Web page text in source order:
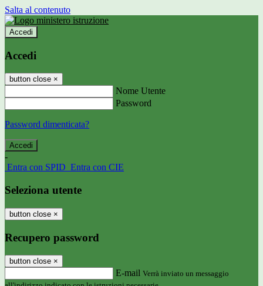
Salta al contenuto
Accedi
Accedi
button close ×
Nome Utente
Password
Password dimenticata?
-
Entra con SPID Entra con CIE
Seleziona utente
button close ×
Recupero password
button close ×
E-mail Verrà inviato un messaggio